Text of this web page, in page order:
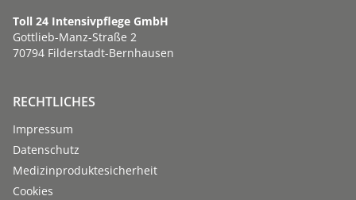
Toll 24 Intensivpflege GmbH
Gottlieb-Manz-Straße 2
70794 Filderstadt-Bernhausen
RECHTLICHES
Impressum
Datenschutz
Medizinproduktesicherheit
Cookies